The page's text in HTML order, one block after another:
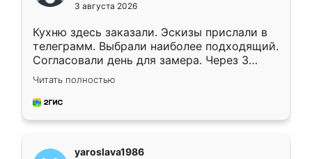
3 августа 2026
Кухню здесь заказали. Эскизы прислали в
телеграмм. Выбрали наиболее подходящий.
Согласовали день для замера. Через 3
недели кухня была уже готова. Остались
довольны работой. Спасибо Ренессанс
мебель за качественную работу!
Читать полностью
yaroslava1986